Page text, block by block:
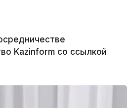
Kazinform со ссылкой